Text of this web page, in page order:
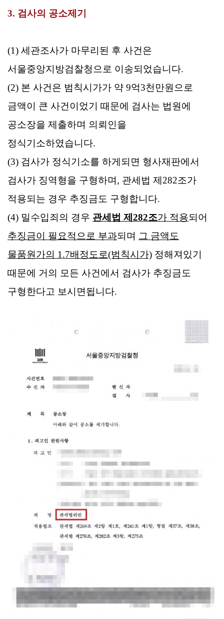
3. 검사의 공소제기
(1) 세관조사가 마무리된 후 사건은
서울중앙지방검찰청으로 이송되었습니다.
(2) 본 사건은 범칙시가가 약 9억3천만원으로
금액이 큰 사건이었기 때문에 검사는 법원에
공소장을 제출하며 의뢰인을
정식기소하였습니다.
(3) 검사가 정식기소를 하게되면 형사재판에서
검사가 징역형을 구형하며, 관세법 제282조가
적용되는 경우 추징금도 구형합니다.
(4) 밀수입죄의 경우 관세법 제282조가 적용되어
추징금이 필요적으로 부과되며 그 금액도
물품원가의 1.7배정도로(범칙시가) 정해져있기
때문에 거의 모든 사건에서 검사가 추징금도
구형한다고 보시면됩니다.